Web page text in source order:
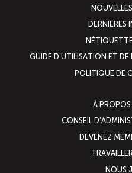
DERNIÈRES
GUIDE D’UTILISATION ET DE
POLITIQUE DE
À
CONSEIL
DEVENEZ
NOUS